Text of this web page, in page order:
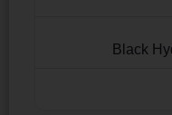
Black